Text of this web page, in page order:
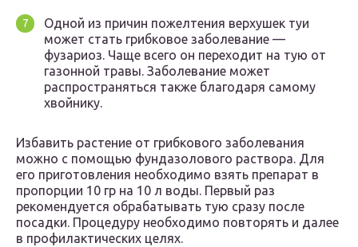
Одной из причин пожелтения верхушек туи
может стать грибковое заболевание —
фузариоз. Чаще всего он переходит на тую от
газонной травы. Заболевание может
распространяться также благодаря самому
хвойнику.
Избавить растение от грибкового заболевания
можно с помощью фундазолового раствора. Для
его приготовления необходимо взять препарат в
пропорции 10 гр на 10 л воды. Первый раз
рекомендуется обрабатывать тую сразу после
посадки. Процедуру необходимо повторять и далее
в профилактических целях.